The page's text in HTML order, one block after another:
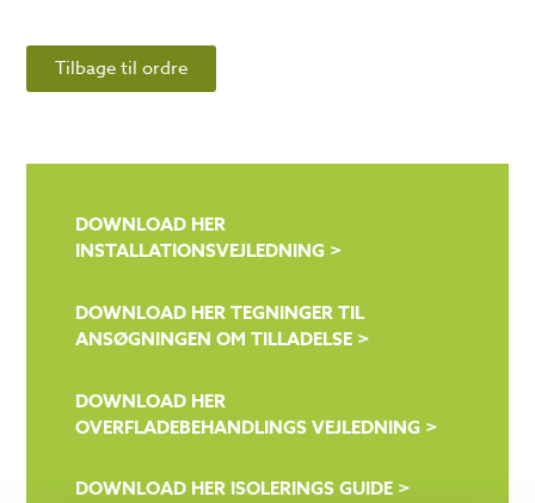
Tilbage til ordre
DOWNLOAD HER
INSTALLATIONSVEJLEDNING >
DOWNLOAD HER TEGNINGER TIL
ANSØGNINGEN OM TILLADELSE >
DOWNLOAD HER
OVERFLADEBEHANDLINGS VEJLEDNING >
DOWNLOAD HER ISOLERINGS GUIDE >